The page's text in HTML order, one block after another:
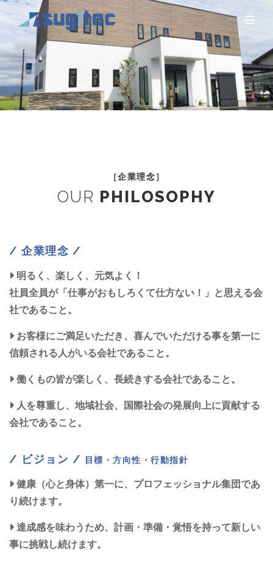
［企業理念］
OUR PHILOSOPHY
/ 企業理念 /
明るく、楽しく、元気よく！
社員全員が「仕事がおもしろくて仕方ない！」と思える会
社であること。
お客様にご満足いただき、喜んでいただける事を第一に
信頼される人がいる会社であること。
働くもの皆が楽しく、長続きする会社であること。
人を尊重し、地域社会、国際社会の発展向上に貢献する
会社であること。
/ ビジョン / 目標・方向性・行動指針
健康（心と身体）第一に、プロフェッショナル集団であ
り続けます。
達成感を味わうため、計画・準備・覚悟を持って新しい
事に挑戦し続けます。